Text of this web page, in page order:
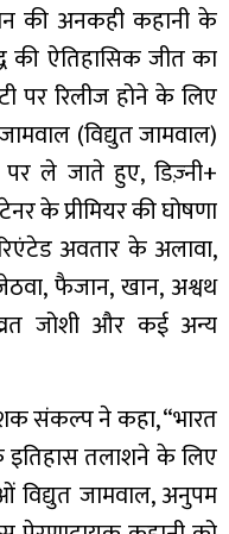
की अनकही कहानी के
की ऐतिहासिक जीत का
पर रिलीज होने के लिए
(विद्युत जामवाल)
ले जाते हुए, डिज़्नी+
के प्रीमियर की घोषणा
अवतार के अलावा,
फैजान, खान, अश्वथ
जोशी और कई अन्य
संकल्प ने कहा, “भारत
तलाशने के लिए
विद्युत जामवाल, अनुपम